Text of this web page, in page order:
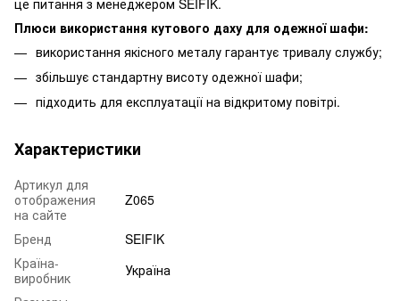
Плюси використання кутового даху для одежної шафи:
використання якісного металу гарантує тривалу службу;
збільшує стандартну висоту одежної шафи;
підходить для експлуатації на відкритому повітрі.
Характеристики
Артикул для
отображения
на сайте
Z065
Бренд
SEIFIK
Країна-
виробник
Україна